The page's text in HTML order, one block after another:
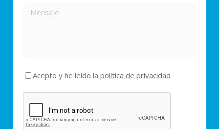
Acepto y he leído la política de privacidad